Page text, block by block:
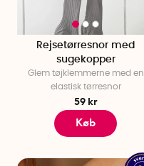
Rejsetørresnor med
sugekopper
Glem tøjklemmerne med en
elastisk tørresnor
59 kr
Køb